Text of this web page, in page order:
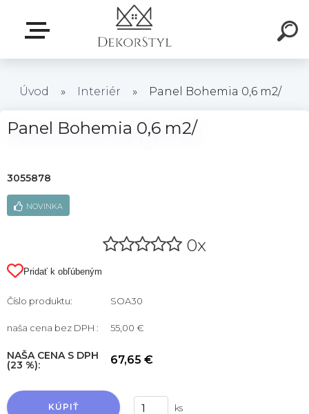
Úvod » Interiér » Panel Bohemia 0,6 m2/
Panel Bohemia 0,6 m2/
3055878
NOVINKA
0x
Pridať k obľúbeným
Číslo produktu: SOA30
naša cena bez DPH : 55,00 €
NAŠA CENA S DPH
(23 %): 67,65 €
ks
KÚPIŤ